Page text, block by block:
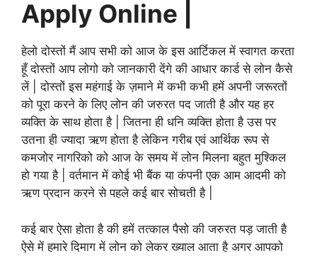
Apply Online |
हेलो दोस्तों मैं आपसभी को आज के इस आर्टिकल में स्वागत करता
हूँ दोस्तों आप लोगो को जानकारी देंगे की आधार कार्ड से लोन कैसे
लें | दोस्तों इस महंगाई के ज़माने में कभी कभी हमें अपनी जरूरतों
को पूरा करने के लिए लोन की जरुरत पद जाती है और यह हर
व्यक्ति के साथ होता है | जितना ही धनि व्यक्ति होता है उस पर
उतना ही ज्यादा ऋण होता है लेकिन गरीब एवं आर्थिक रूप से
कमजोर नागरिको को आज के समय में लोन मिलना बहुत मुश्किल
हो गया है | वर्तमान में कोई भी बैंक या कंपनी एक आम आदमी को
ऋण प्रदान करने से पहले कई बार सोचती है |
कई बार ऐसा होता है की हमें तत्काल पैसो की जरुरत पड़ जाती है
ऐसे में हमारे दिमाग में लोन को लेकर ख्याल आता है अगर आपको